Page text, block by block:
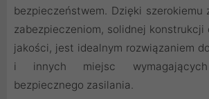
bezpieczeństwem. Dzięki szerokiemu
zabezpieczeniom, solidnej
jakości, jest idealnym rozwiązaniem
i innych miejsc
bezpiecznego zasilania.